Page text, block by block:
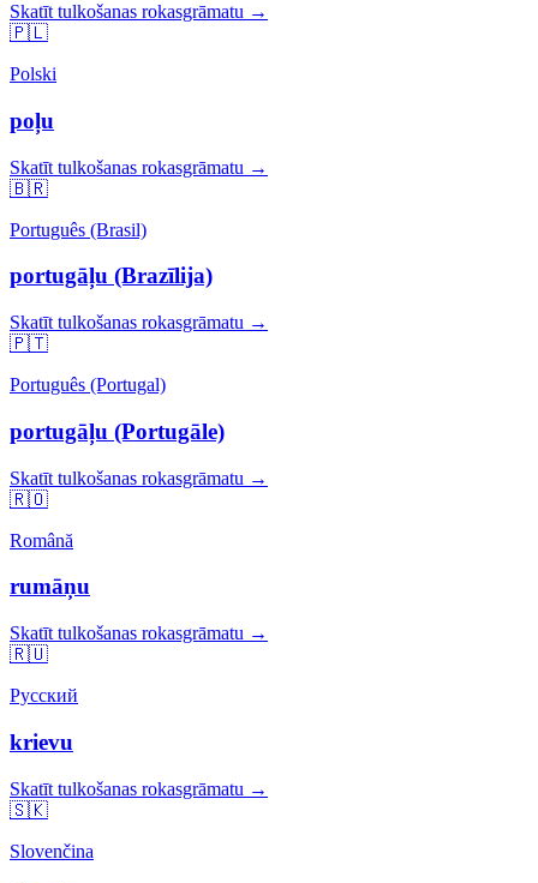
Skatīt tulkošanas rokasgrāmatu →
🇵🇱
Polski
poļu
Skatīt tulkošanas rokasgrāmatu →
🇧🇷
Português (Brasil)
portugāļu (Brazīlija)
Skatīt tulkošanas rokasgrāmatu →
🇵🇹
Português (Portugal)
portugāļu (Portugāle)
Skatīt tulkošanas rokasgrāmatu →
🇷🇴
Română
rumāņu
Skatīt tulkošanas rokasgrāmatu →
🇷🇺
Русский
krievu
Skatīt tulkošanas rokasgrāmatu →
🇸🇰
Slovenčina